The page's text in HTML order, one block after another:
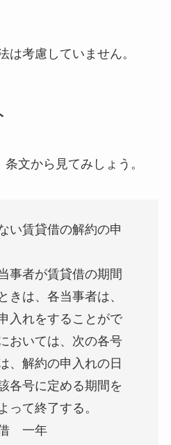
は考慮していません。
文から見てみしょう。
い賃貸借の解約の申
者が賃貸借の期間
きは、各当事者は、
入れをすることがで
おいては、次の各号
、解約の申入れの日
各号に定める期間を
って終了する。
一年